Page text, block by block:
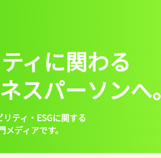
ィに関わる
スパーソンへ。
ティ・ESGに関する
ディアです。